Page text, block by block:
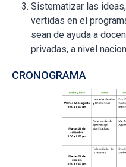
Sistematizar las
vertidas en el
sean de ayuda a
privadas, a nivel
CRONOGRAMA